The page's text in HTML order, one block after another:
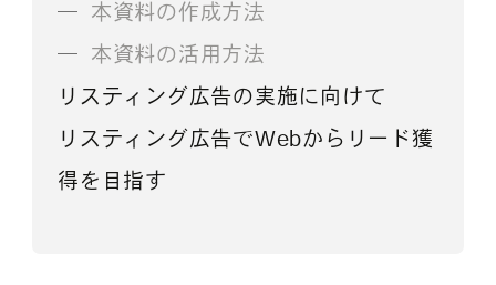
本資料の作成方法
本資料の活用方法
リスティング広告の実施に向けて
リスティング広告でWebからリード獲
得を目指す